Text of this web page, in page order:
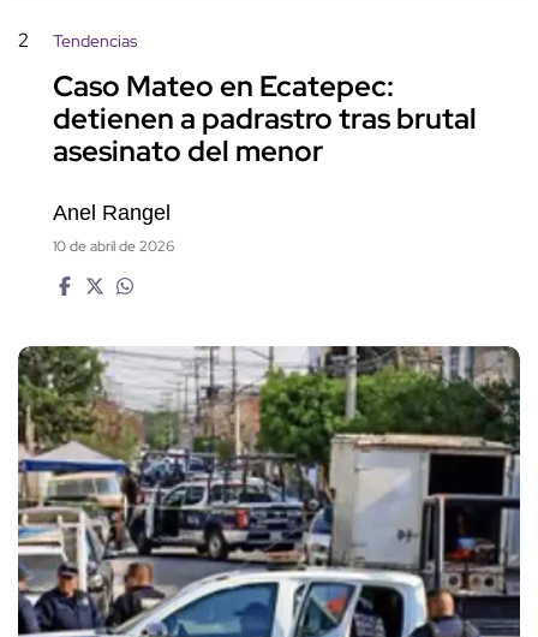
2 Tendencias
Caso Mateo en Ecatepec:
detienen a padrastro tras brutal
asesinato del menor
Anel Rangel
10 de abril de 2026